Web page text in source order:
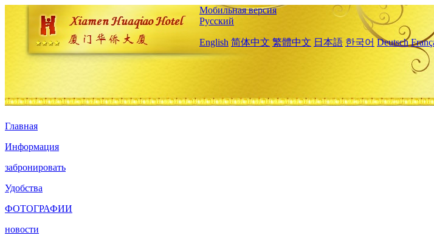
Мобильная версия
Русский
English 简体中文 繁體中文 日本語 한국어 Deutsch
Главная
Информация
забронировать
Удобства
ФОТОГРАФИИ
новости